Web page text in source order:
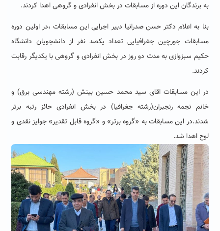
به برندگان این دوره از مسابقات در بخش انفرادی و گروهی اهدا کردند.
بنا به اعلام دکتر حسن صدرانیا دبیر اجرایی این مسابقات ،در اولین دوره
مسابقات جورچین جغرافیایی تعداد یکصد نفر از دانشجویان دانشگاه
حکیم سبزوازی به مدت دو روز در بخش انفرادی و گروهی با یکدیگر رقابت
کردند.
در این مسابقات اقای سید محمد حسین بینش (رشته مهندسی برق) و
خانم نجمه رنجبران(رشته جغرافیا) در بخش انفرادی حائز رتبه برتر
شدند.در این مسابقات به «گروه برتر» و «گروه قابل تقدیر» جوایز نقدی و
لوح اهدا شد.